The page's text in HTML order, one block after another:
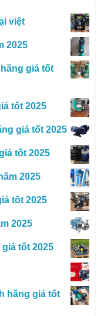
việt
2025
giá tốt
tốt 2025
giá tốt 2025
tốt 2025
2025
tốt 2025
2025
tốt 2025
hãng giá tốt